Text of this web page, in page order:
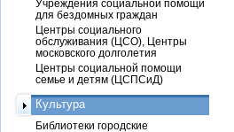
Учреждения социальной помощи
для бездомных граждан
Центры социального
обслуживания (ЦСО), Центры
московского долголетия
Центры социальной помощи
семье и детям (ЦСПСиД)
Культура
Библиотеки городские